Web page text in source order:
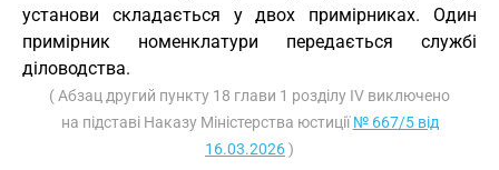
установи складається у двох примірниках. Один
примірник номенклатури передається службі
діловодства.
( Абзац другий пункту 18 глави 1 розділу IV виключено
на підставі Наказу Міністерства юстиції№ 667/5 від
16.03.2026)